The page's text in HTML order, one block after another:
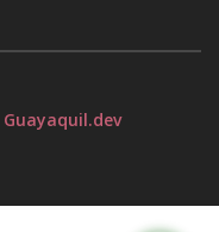
Guayaquil.dev